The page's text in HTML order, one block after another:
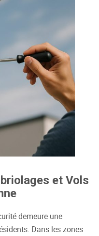
et Vols
demeure une
Dans les zones